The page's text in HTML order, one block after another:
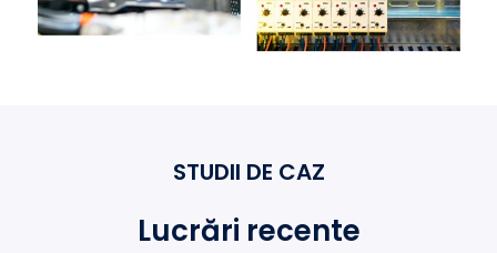
STUDII DE CAZ
Lucrări recente